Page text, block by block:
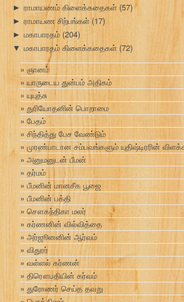
► ராமாயணம் கிளைக்கதைகள் (57)
► ராமாயண சிற்பங்கள் (17)
► மகாபாரதம் (204)
▼ மகாபாரதம் கிளைக்கதைகள் (72)
ஞானம்
யாருடைய துன்பம் அதிகம்
யுயுத்சு
துரியோதனின் பொறாமை
பேதம்
சிந்தித்து பேச வேண்டும்
முரண்பாடான சம்பவங்களும் யுதிஷ்டிரரின்
அனுமனுடன் பீமன்
தர்மம்
பீமனின் மானசீக பூஜை
பீமனின் பக்தி
சௌகந்திகா மலர்
கர்ணனின் வில்வித்தை
அர்ஜூனனின் ஆர்வம்
விதுரர்
வள்ளல் கர்ணன்
திரௌபதியின் கர்வம்
துரோணர் செய்த தவறு